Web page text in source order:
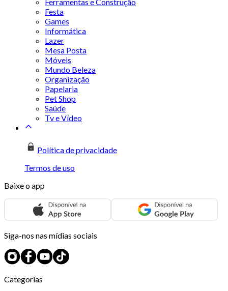
Festa
Games
Informática
Lazer
Mesa Posta
Móveis
Mundo Beleza
Organização
Papelaria
Pet Shop
Saúde
Tv e Vídeo
Política de privacidade
Termos de uso
Baixe o app
Siga-nos nas mídias sociais
Categorias